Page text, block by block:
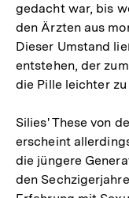
gedacht war, bis
den Ärzten aus
Dieser Umstand
entstehen, der
die Pille leichter
Silies' These von
erscheint
die jüngere
den